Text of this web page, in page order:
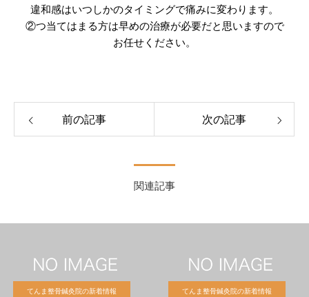
違和感はいつしかのタイミングで痛みに変わります。
②つ当てはまる方は早めの治療が必要だと思いますので
お任せください。
前の記事 次の記事
関連記事
てんま整骨鍼灸院の新着情報 てんま整骨鍼灸院の新着情報